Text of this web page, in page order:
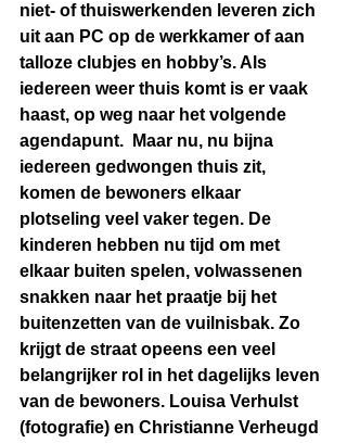
niet- of thuiswerkenden leveren zich
uit aan PC op de werkkamer of aan
talloze clubjes en hobby’s. Als
iedereen weer thuis komt is er vaak
haast, op weg naar het volgende
agendapunt.
Maar nu, nu bijna
iedereen gedwongen thuis zit,
komen de bewoners elkaar
plotseling veel vaker tegen. De
kinderen hebben nu tijd om met
elkaar buiten spelen, volwassenen
snakken naar het praatje bij het
buitenzetten van de vuilnisbak. Zo
krijgt de straat opeens een veel
belangrijker rol in het dagelijks leven
van de bewoners. Louisa Verhulst
(fotografie) en Christianne Verheugd